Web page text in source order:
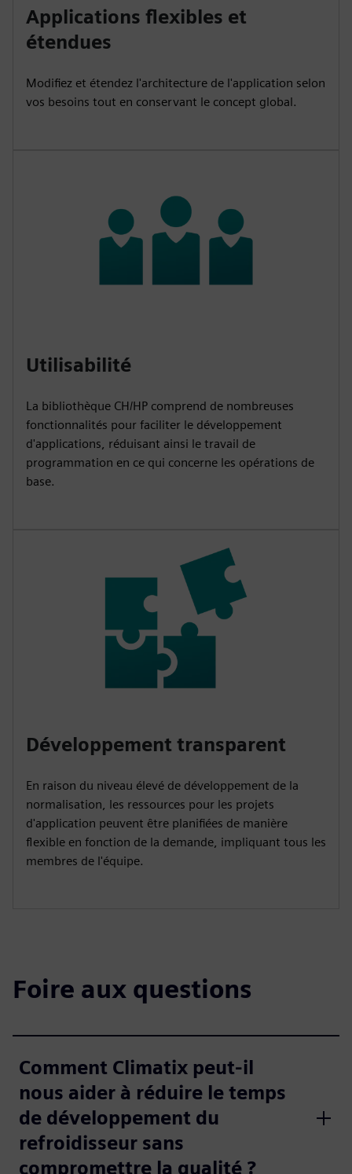
Applications flexibles et
étendues
Modifiez et étendez l'architecture de l'application selon
vos besoins tout en conservant le concept global.
Utilisabilité
La bibliothèque CH/HP comprend de nombreuses
fonctionnalités pour faciliter le développement
d'applications, réduisant ainsi le travail de
programmation en ce qui concerne les opérations de
base.
Développement transparent
En raison du niveau élevé de développement de la
normalisation, les ressources pour les projets
d'application peuvent être planifiées de manière
flexible en fonction de la demande, impliquant tous les
membres de l'équipe.
Foire aux questions
Comment Climatix peut-il
nous aider à réduire le temps
de développement du
refroidisseur sans
compromettre la qualité ?